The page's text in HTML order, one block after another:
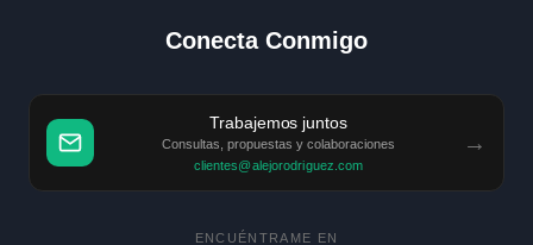
Conecta Conmigo
Trabajemos juntos
Consultas, propuestas y colaboraciones
clientes@alejorodriguez.com
→
ENCUÉNTRAME EN